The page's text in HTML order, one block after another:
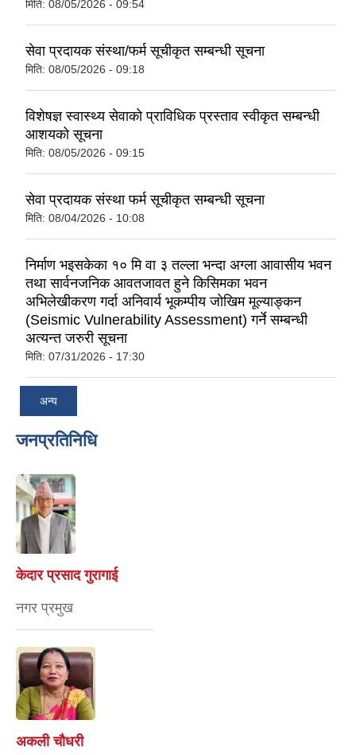
मिति: 08/05/2026 - 09:54
सेवा प्रदायक संस्था/फर्म सूचीकृत सम्बन्धी सूचना
मिति: 08/05/2026 - 09:18
विशेषज्ञ स्वास्थ्य सेवाको प्राविधिक प्रस्ताव स्वीकृत सम्बन्धी
आशयको सूचना
मिति: 08/05/2026 - 09:15
सेवा प्रदायक संस्था फर्म सूचीकृत सम्बन्धी सूचना
मिति: 08/04/2026 - 10:08
निर्माण भइसकेका १० मि वा ३ तल्ला भन्दा अग्ला आवासीय भवन
तथा सार्वन‍जनिक आवतजावत हुने किसिमका भवन
अभिलेखीकरण गर्दा अनिवार्य भूकम्पीय जोखिम मूल्याङ्कन
(Seismic Vulnerability Assessment) गर्ने सम्बन्धी
अत्यन्त जरुरी सूचना
मिति: 07/31/2026 - 17:30
अन्य
जनप्रतिनिधि
केदार प्रसाद गुरागाई
नगर प्रमुख
अकली चौधरी